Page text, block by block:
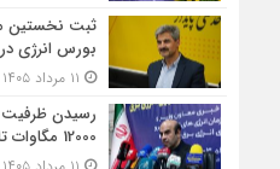
ثبت نخستین
بورس انرژی
رسیدن ظرفیت
12000 مگاوات تا پایان سال